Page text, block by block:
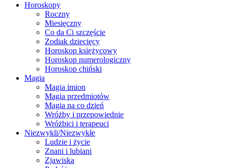
Horoskopy
Roczny
Miesięczny
Co da Ci szczęście
Zodiak dziecięcy
Horoskop księżycowy
Horoskop numerologiczny
Horoskop chiński
Magia
Magia imion
Magia przedmiotów
Magia na co dzień
Wróżby i przepowiednie
Wróżbici i terapeuci
Niezwykli/Niezwykłe
Ludzie i życie
Znani i lubiani
Zjawiska